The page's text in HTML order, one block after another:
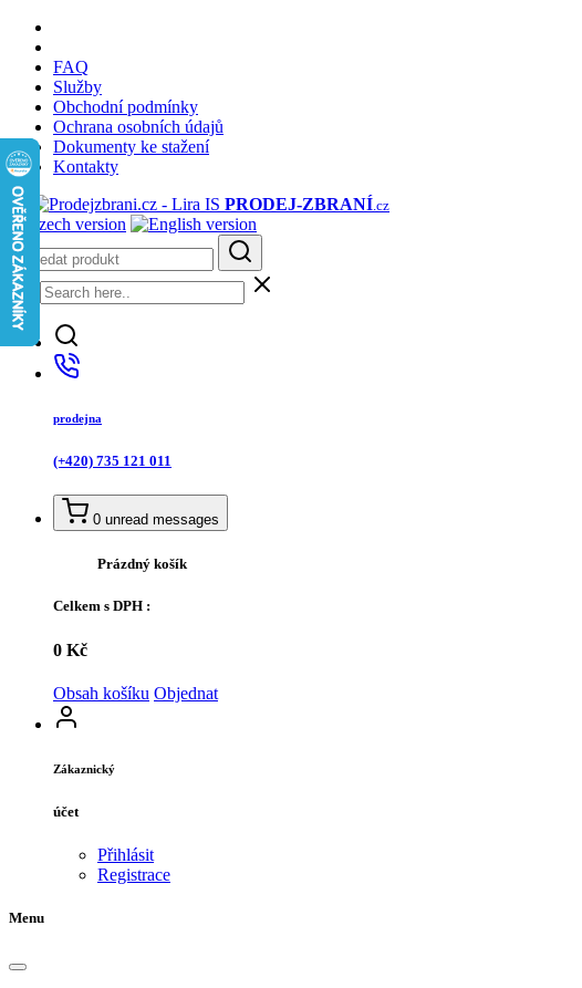
FAQ
Služby
Obchodní podmínky
Ochrana osobních údajů
Dokumenty ke stažení
Kontakty
PRODEJ-ZBRANÍ.cz
prodejna
(+420) 735 121 011
0 unread messages
Prázdný košík
Celkem s DPH :
0 Kč
Obsah košíku Objednat
Zákaznický
účet
Přihlásit
Registrace
Menu